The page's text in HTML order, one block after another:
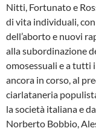
Nitti, Fortunato e
di vita individuali,
dell’aborto e nuovi
alla subordinazione
omosessuali e a tutti
ancora in corso, al
ciarlataneria
la società italiana e
Norberto Bobbio,